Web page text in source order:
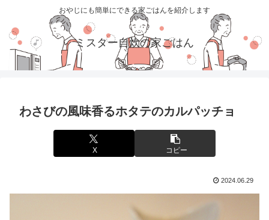
おやじにも簡単にできる家ごはんを紹介します
ミスター自炊の家ごはん
わさびの風味香るホタテのカルパッチョ
X コピー
2024.06.29